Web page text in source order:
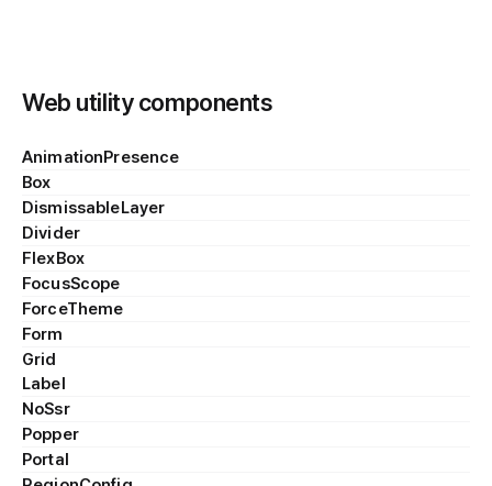
Web utility components
AnimationPresence
Box
DismissableLayer
Divider
FlexBox
FocusScope
ForceTheme
Form
Grid
Label
NoSsr
Popper
Portal